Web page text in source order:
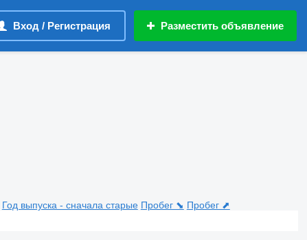
Вход / Регистрация Разместить объявление
Год выпуска - сначала старые Пробег ⬊ Пробег ⬈